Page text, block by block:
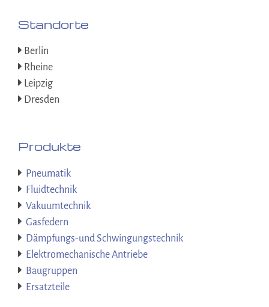
Standorte
Berlin
Rheine
Leipzig
Dresden
Produkte
Pneumatik
Fluidtechnik
Vakuumtechnik
Gasfedern
Dämpfungs-und Schwingungstechnik
Elektromechanische Antriebe
Baugruppen
Ersatzteile